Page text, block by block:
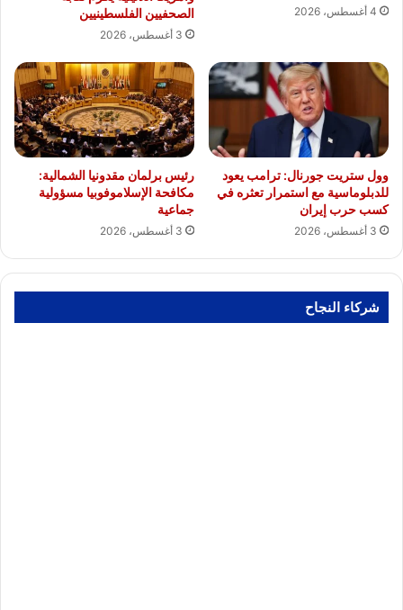
4 أغسطس، 2026
الصحفيين الفلسطينيين
3 أغسطس، 2026
وول ستريت جورنال: ترامب يعود
للدبلوماسية مع استمرار تعثره في
كسب حرب إيران
3 أغسطس، 2026
رئيس برلمان مقدونيا الشمالية:
مكافحة الإسلاموفوبيا مسؤولية
جماعية
3 أغسطس، 2026
شركاء النجاح